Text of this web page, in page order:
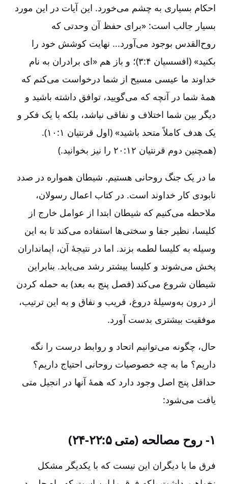
احکام بسیاری به چشم می‌خورد. این آیات در این مورد
بسیار جالب است‌:‌ «برای حفظ آن وحدتی که
روح‌القدس بوجود می‌آورد... نهایت کوشش خود را
بکنید» (افسسیان ۴:‏۳)؛ و باز هم «ای برادران به نام
خداوند ما عیسی مسیح از شما درخواست می‌کنم که
همۀ شما در آنچه که می‌گویید، توافق داشته باشید و
دیگر بین شما اختلاف و نفاقی نباشد، بلکه با یک فکر و
یک هدف کاملاً متحد باشید» (اول قرنتیان ۱:‏۱۰).
(همچنین دوم قرنتیان ۱۲:‏۲۰ را نیز بخوانید.)
ما در یک جنگ روحانی هستیم‌. شیطان همواره در صدد
نابودی کار خداوند است‌. در کتاب اعمال رسولان‌،
ملاحظه می‌کنیم که شیطان ابتدا از عوامل خارج از
کلیسا، نظیر جفا و سختی‌ها استفاده می‌کند تا به این
وسیله به کلیسا لطمه بزند. اما در نتیجۀ آن‌، ایمانداران
پخش می‌شوند و کلیسا بیشتر رشد می‌یابد. بنابراین
شیطان شروع می‌کند (فصل پنج به بعد) به حمله کردن
از درون به‌وسیلۀ دروغ‌، فریب و نفاق و به این ترتیب‌،
موفقیت بیشتری بدست آورد.
حال‌، چگونه می‌توانیم اتحاد و روابط درست را نگه‌
داریم‌؟ ما به چه خصوصیات روحانی احتیاج داریم‌؟
حداقل پنج اصل وجود دارد که همۀ آنها در انجیل متی
یافت می‌شود:‌
۱-‏ روح مصالحه (متی ۵:‏۲۲-‏۲۴)
فرق ما با دیگران این نیست که با یکدیگر مشکل